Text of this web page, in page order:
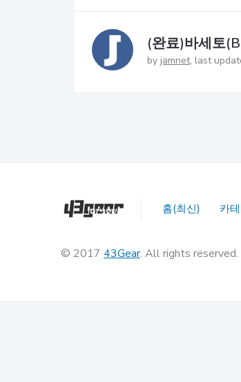
(완료)바세토
by jamnet last
홈(최신) 카
© 2017 43Gear. All rights